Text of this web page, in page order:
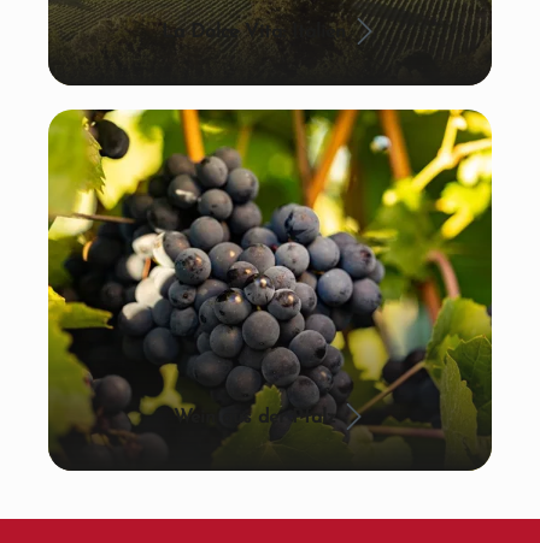
La Dolce Vita: Italien
Wein aus der Pfalz